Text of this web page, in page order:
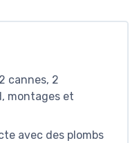
cannes, 2
montages et
avec des plombs